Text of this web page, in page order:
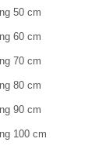
50 cm
60 cm
70 cm
80 cm
90 cm
100 cm